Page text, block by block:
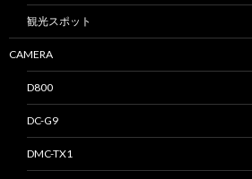
観光スポット
CAMERA
D800
DC-G9
DMC-TX1